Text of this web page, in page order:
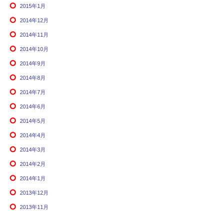
2015年1月
2014年12月
2014年11月
2014年10月
2014年9月
2014年8月
2014年7月
2014年6月
2014年5月
2014年4月
2014年3月
2014年2月
2014年1月
2013年12月
2013年11月